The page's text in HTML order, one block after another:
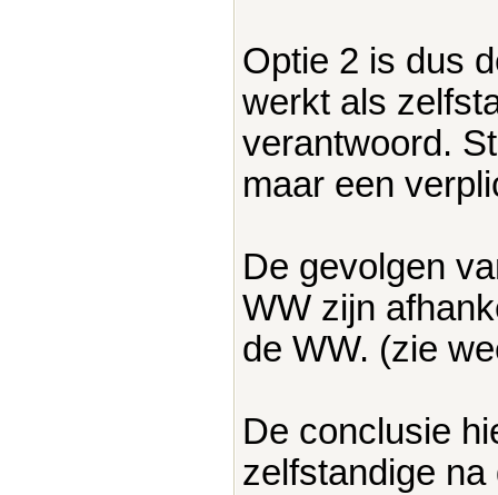
Optie 2 is dus
werkt als
verantwoord.
maar een
De gevolgen
WW zijn
de WW. (zie
De conclusie
zelfstandige